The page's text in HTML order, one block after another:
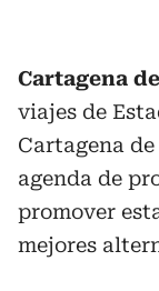
Cartagena
viajes de
Cartagena
agenda de
promover
mejores